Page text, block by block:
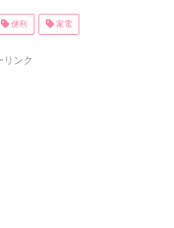
見で便利・不便な家電のレビューを書いて
ッチンに置いてあるものに絞って勝手にレ
キッチンに置いてある家電一覧さて早速
便利 家電
リンク